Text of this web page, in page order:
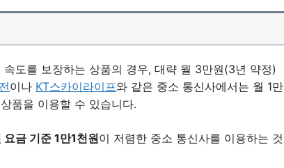
도를 보장하는 상품의 경우, 대략 월 3만원(3년 약정)
이나 KT스카이라이프와 같은 중소 통신사에서는 월 1만
품을 이용할 수 있습니다.
요금 기준 1만1천원이 저렴한 중소 통신사를 이용하는 것